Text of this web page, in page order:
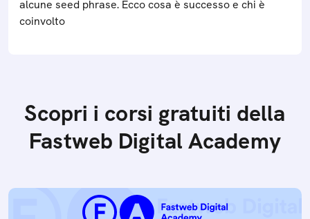
alcune seed phrase. Ecco cosa è successo e chi è
coinvolto
Scopri i corsi gratuiti della
Fastweb Digital Academy